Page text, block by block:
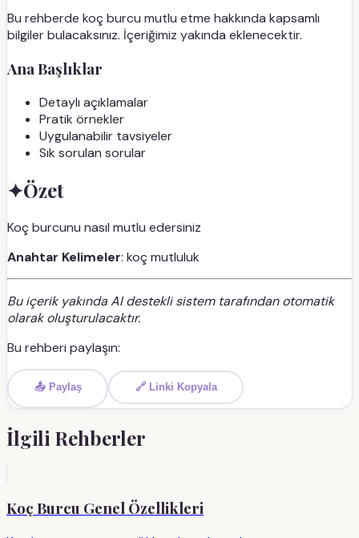
Bu rehberde koç burcu mutlu etme hakkında kapsamlı
bilgiler bulacaksınız. İçeriğimiz yakında eklenecektir.
Ana Başlıklar
Detaylı açıklamalar
Pratik örnekler
Uygulanabilir tavsiyeler
Sık sorulan sorular
✦Özet
Koç burcunu nasıl mutlu edersiniz
Anahtar Kelimeler: koç mutluluk
Bu içerik yakında AI destekli sistem tarafından otomatik
olarak oluşturulacaktır.
Bu rehberi paylaşın:
📤 Paylaş 🔗 Linki Kopyala
İlgili Rehberler
Koç Burcu Genel Özellikleri